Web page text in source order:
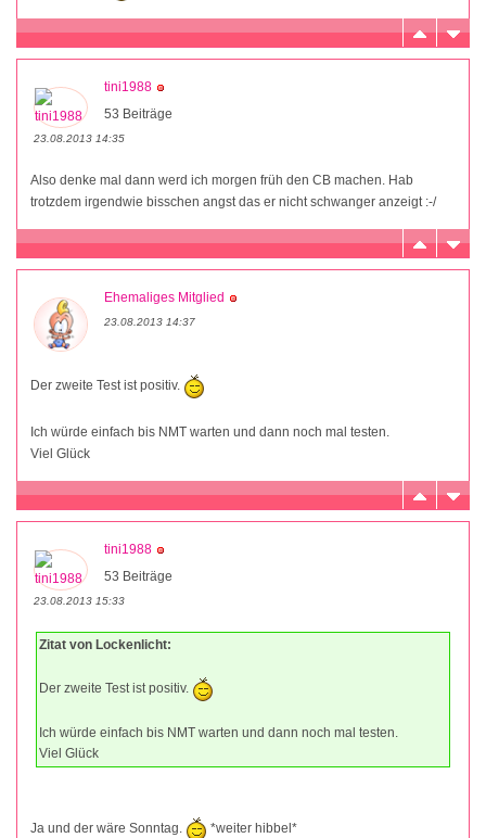
tini1988
53 Beiträge
23.08.2013 14:35
Also denke mal dann werd ich morgen früh den CB machen. Hab
trotzdem irgendwie bisschen angst das er nicht schwanger anzeigt :-/
Ehemaliges Mitglied
23.08.2013 14:37
Der zweite Test ist positiv.
Ich würde einfach bis NMT warten und dann noch mal testen.
Viel Glück
tini1988
53 Beiträge
23.08.2013 15:33
Zitat von Lockenlicht:
Der zweite Test ist positiv.
Ich würde einfach bis NMT warten und dann noch mal testen.
Viel Glück
Ja und der wäre Sonntag. *weiter hibbel*